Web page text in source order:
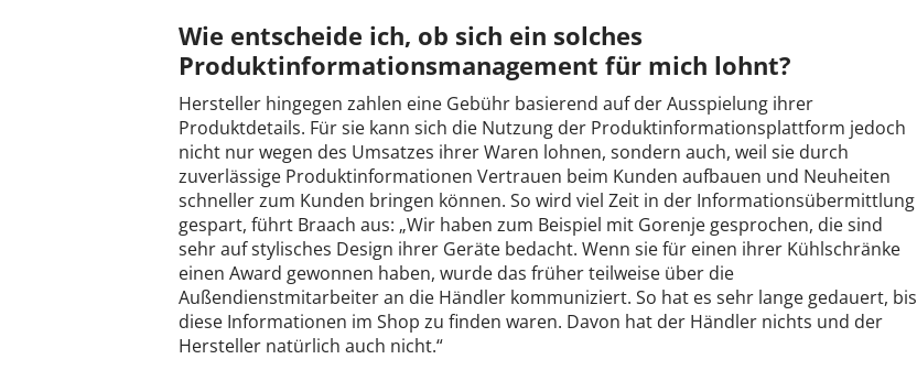
Wie entscheide ich, ob sich ein solches
Produktinformationsmanagement für mich lohnt?
Hersteller hingegen zahlen eine Gebühr basierend auf der Ausspielung ihrer
Produktdetails. Für sie kann sich die Nutzung der Produktinformationsplattform jedoch
nicht nur wegen des Umsatzes ihrer Waren lohnen, sondern auch, weil sie durch
zuverlässige Produktinformationen Vertrauen beim Kunden aufbauen und Neuheiten
schneller zum Kunden bringen können. So wird viel Zeit in der Informationsübermittlung
gespart, führt Braach aus: „Wir haben zum Beispiel mit Gorenje gesprochen, die sind
sehr auf stylisches Design ihrer Geräte bedacht. Wenn sie für einen ihrer Kühlschränke
einen Award gewonnen haben, wurde das früher teilweise über die
Außendienstmitarbeiter an die Händler kommuniziert. So hat es sehr lange gedauert, bis
diese Informationen im Shop zu finden waren. Davon hat der Händler nichts und der
Hersteller natürlich auch nicht.“